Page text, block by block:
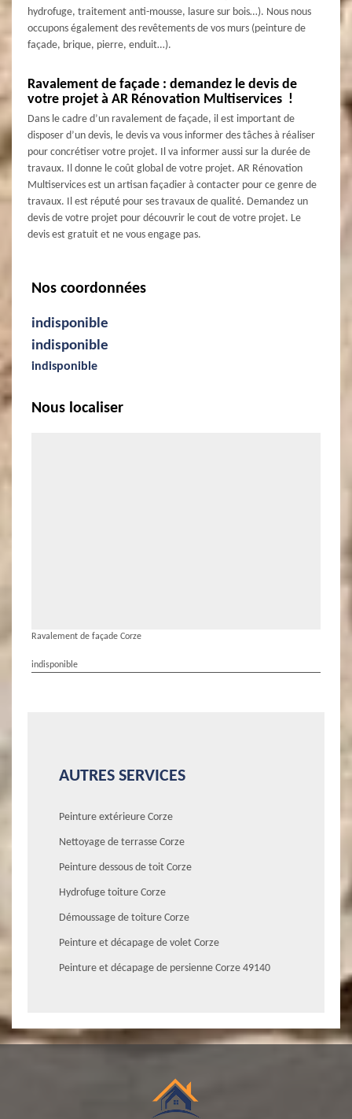
hydrofuge, traitement anti-mousse, lasure sur bois…). Nous nous
occupons également des revêtements de vos murs (peinture de
façade, brique, pierre, enduit…).
Ravalement de façade : demandez le devis de
votre projet à AR Rénovation Multiservices !
Dans le cadre d’un ravalement de façade, il est important de
disposer d’un devis, le devis va vous informer des tâches à réaliser
pour concrétiser votre projet. Il va informer aussi sur la durée de
travaux. Il donne le coût global de votre projet. AR Rénovation
Multiservices est un artisan façadier à contacter pour ce genre de
travaux. Il est réputé pour ses travaux de qualité. Demandez un
devis de votre projet pour découvrir le cout de votre projet. Le
devis est gratuit et ne vous engage pas.
Nos coordonnées
indisponible
indisponible
indisponible
Nous localiser
Ravalement de façade Corze
indisponible
AUTRES SERVICES
Peinture extérieure Corze
Nettoyage de terrasse Corze
Peinture dessous de toit Corze
Hydrofuge toiture Corze
Démoussage de toiture Corze
Peinture et décapage de volet Corze
Peinture et décapage de persienne Corze 49140